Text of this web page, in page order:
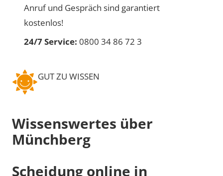
Anruf und Gespräch sind garantiert
kostenlos!
24/7 Service: 0800 34 86 72 3
GUT ZU WISSEN
Wissenswertes über
Münchberg
Scheidung online in